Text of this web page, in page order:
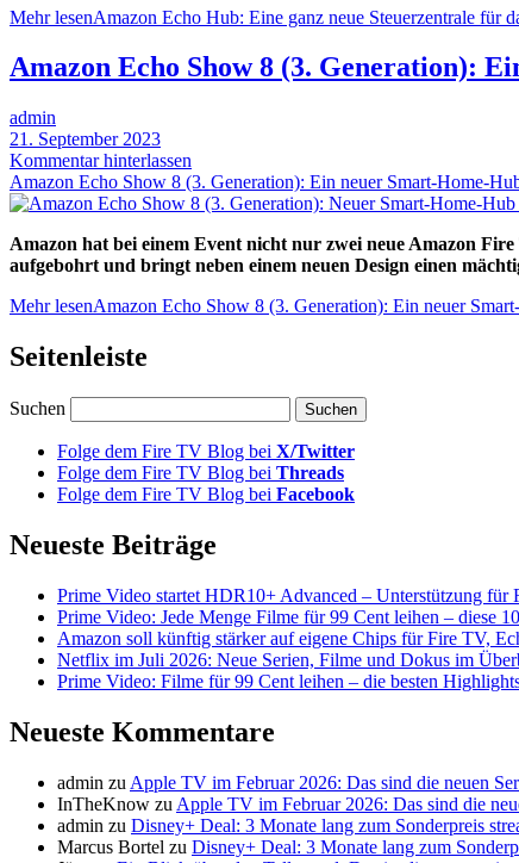
Mehr lesenAmazon Echo Hub: Eine ganz neue Steuerzentrale für
Amazon Echo Show 8 (3. Generation):
admin
21. September 2023
Kommentar hinterlassen
Amazon Echo Show 8 (3. Generation): Ein neuer Smart-Home-
Amazon hat bei einem Event nicht nur zwei neue Amazon
aufgebohrt und bringt neben einem neuen Design einen
Mehr lesenAmazon Echo Show 8 (3. Generation): Ein neuer
Seitenleiste
Suchen
Folge dem Fire TV Blog bei X/Twitter
Folge dem Fire TV Blog bei Threads
Folge dem Fire TV Blog bei Facebook
Neueste Beiträge
Prime Video startet HDR10+ Advanced – Unterstützung für
Prime Video: Jede Menge Filme für 99 Cent leihen – diese
Amazon soll künftig stärker auf eigene Chips für Fire TV,
Netflix im Juli 2026: Neue Serien, Filme und Dokus im
Prime Video: Filme für 99 Cent leihen – die besten
Neueste Kommentare
admin zu Apple TV im Februar 2026: Das sind die neuen
InTheKnow zu Apple TV im Februar 2026: Das sind die
admin zu Disney+ Deal: 3 Monate lang zum Sonderpreis
Marcus Bortel zu Disney+ Deal: 3 Monate lang zum